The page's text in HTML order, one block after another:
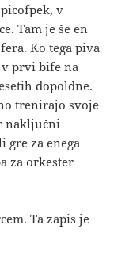
v
Tam je še en
Ko tega piva
v prvi bife na
dopoldne.
trenirajo svoje
naključni
gre za enega
za orkester
Ta zapis je